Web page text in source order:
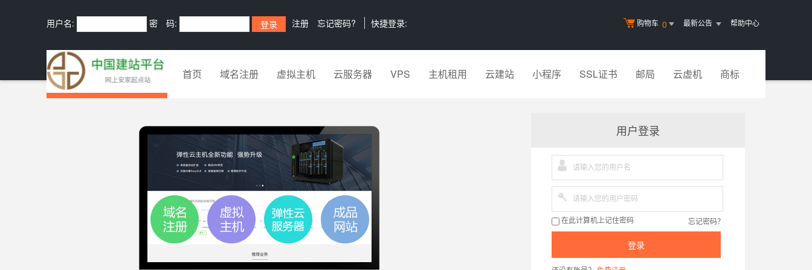
购物车 0 最新公告 帮助中心
用户名: 密 码: 注册 忘记密码? 快捷登录:
首页 域名注册 虚拟主机 云服务器 VPS 主机租用 云建站 小程序 SSL证书 邮局 云虚机 商标
用户登录
在此计算机上记住密码 忘记密码？
登录